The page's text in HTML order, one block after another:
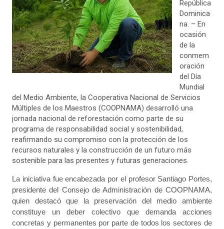
República
Dominica
na. – En
ocasión
de la
conmem
oración
del Día
Mundial
del Medio Ambiente, la Cooperativa Nacional de Servicios
Múltiples de los Maestros (COOPNAMA) desarrolló una
jornada nacional de reforestación como parte de su
programa de responsabilidad social y sostenibilidad,
reafirmando su compromiso con la protección de los
recursos naturales y la construcción de un futuro más
sostenible para las presentes y futuras generaciones.
La iniciativa fue encabezada por el profesor Santiago Portes,
presidente del Consejo de Administración de COOPNAMA,
quien destacó que la preservación del medio ambiente
constituye un deber colectivo que demanda acciones
concretas y permanentes por parte de todos los sectores de